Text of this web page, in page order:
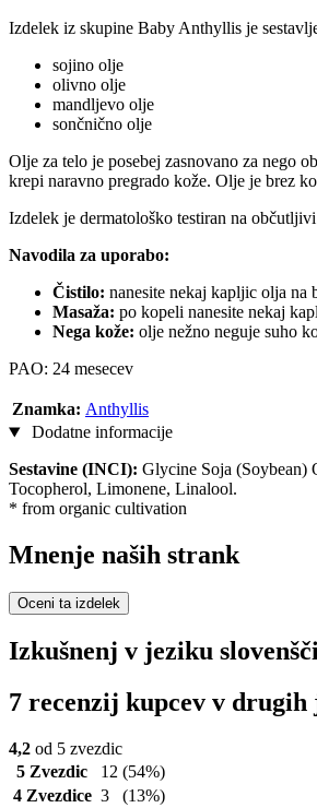
Izdelek iz skupine Baby Anthyllis je
sojino olje
olivno olje
mandljevo olje
sončnično olje
Olje za telo je posebej zasnovano za nego
krepi naravno pregrado kože. Olje je brez
Izdelek je dermatološko testiran na
Navodila za uporabo:
Čistilo: nanesite nekaj kapljic olja na
Masaža: po kopeli nanesite nekaj
Nega kože: olje nežno neguje suho
PAO: 24 mesecev
Znamka: Anthyllis
Dodatne informacije
Sestavine (INCI): Glycine Soja (Soybean)
Tocopherol, Limonene, Linalool.
* from organic cultivation
Mnenje naših strank
Oceni ta izdelek
Izkušnenj v jeziku
7 recenzij kupcev v drugih
4,2 od 5 zvezdic
5 Zvezdic
12 (54%)
4 Zvezdice 3
(13%)